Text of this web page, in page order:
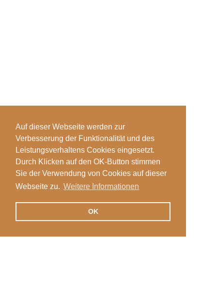
Auf dieser Webseite werden zur
Verbesserung der Funktionalität und des
Leistungsverhaltens Cookies eingesetzt.
Durch Klicken auf den OK-Button stimmen
Sie der Verwendung von Cookies auf dieser
Webseite zu. Weitere Informationen
OK